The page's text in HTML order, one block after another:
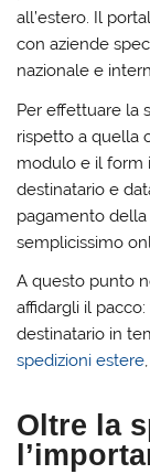
all’estero. Il
con aziende
nazionale e
Per effettuare la
rispetto a quella
modulo e il form
destinatario e
pagamento
semplicissimo
A questo punto
affidargli il
destinatario in
spedizioni estere
Oltre la